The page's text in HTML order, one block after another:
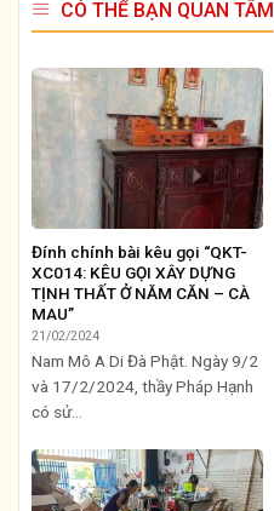
CÓ THỂ BẠN QUAN TÂM
Đính chính bài kêu gọi “QKT-
XC014: KÊU GỌI XÂY DỰNG
TỊNH THẤT Ở NĂM CĂN – CÀ
MAU”
21/02/2024
Nam Mô A Di Đà Phật. Ngày 9/2
và 17/2/2024, thầy Pháp Hạnh
có sử...